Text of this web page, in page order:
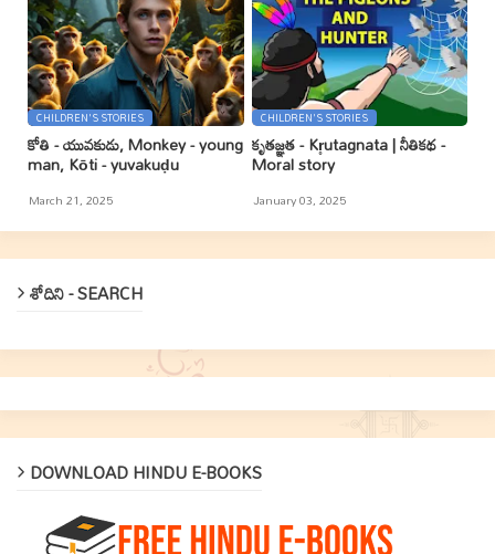
CHILDREN'S STORIES
కోతి - యువకుడు, Monkey - young
man, Kōti - yuvakuḍu
March 21, 2025
CHILDREN'S STORIES
కృతజ్ఞత - Kr̥utagnata | నీతికథ -
Moral story
January 03, 2025
శోదిని - SEARCH
DOWNLOAD HINDU E-BOOKS